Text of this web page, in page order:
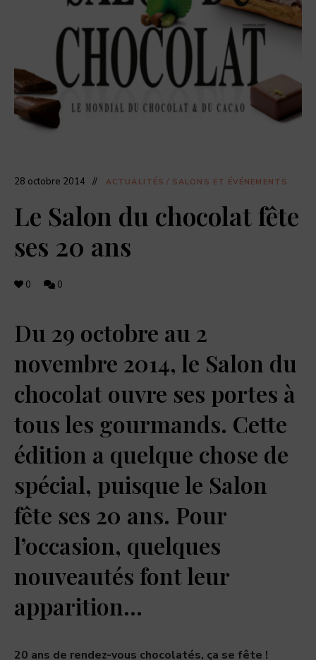
dernières
food,
adresses
de
restaurants,
coffee
shops,
et
pâtisseries
à
découvrir.
28 octobre 2014 ACTUALITÉS / SALONS ET ÉVÉNEMENTS
Le Salon du chocolat fête
ses 20 ans
0 0
Du 29 octobre au 2
novembre 2014, le Salon du
chocolat ouvre ses portes à
tous les gourmands. Cette
édition a quelque chose de
spécial, puisque le Salon
fête ses 20 ans. Pour
l’occasion, quelques
nouveautés font leur
apparition…
20 ans de rendez-vous chocolatés, ça se fête !